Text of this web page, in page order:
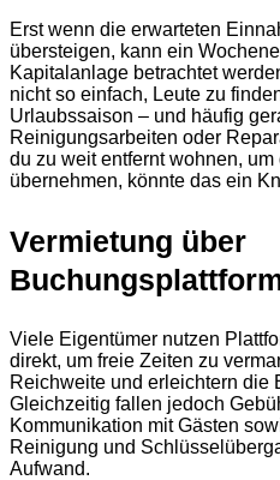
Erst wenn die erwarteten
übersteigen, kann ein
Kapitalanlage betrachtet
nicht so einfach, Leute zu
Urlaubssaison – und häufig
Reinigungsarbeiten oder
du zu weit entfernt wohnen,
übernehmen, könnte das ein
Vermietung über
Viele Eigentümer nutzen
direkt, um freie Zeiten zu
Reichweite und erleichtern die
Gleichzeitig fallen jedoch
Kommunikation mit Gästen
Reinigung und
Aufwand.